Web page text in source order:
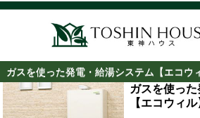
ガスを使った発電・給湯システム【エコウ
ガスを使っ
【エコウィル